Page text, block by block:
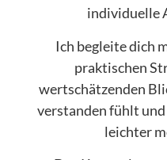
individuelle
Ich begleite dich
praktischen
wertschätzenden
verstanden fühlt
leichter